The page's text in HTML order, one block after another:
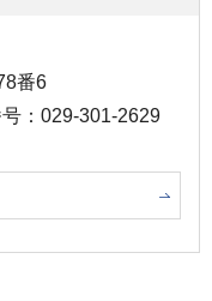
番6
号：029-301-2629